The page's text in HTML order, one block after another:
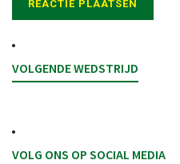
VOLGENDE WEDSTRIJD
VOLG ONS OP SOCIAL MEDIA